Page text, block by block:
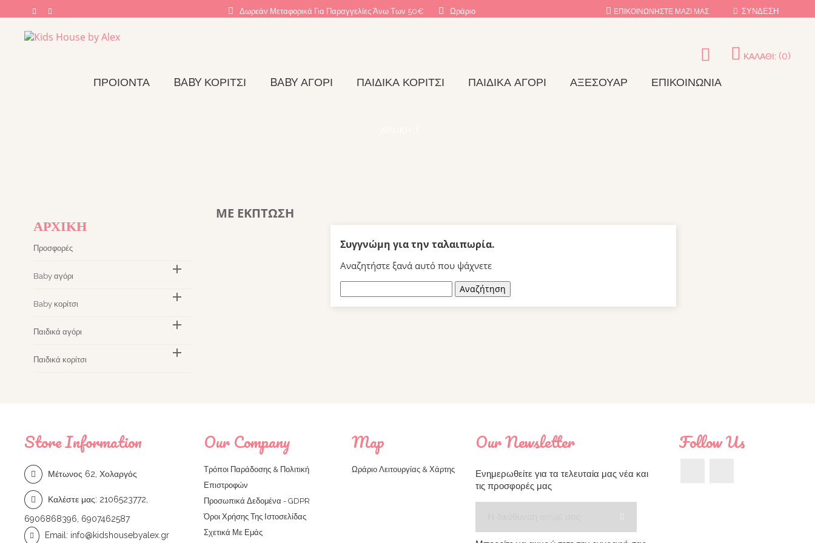
ΣΎΝΔΕΣΗ
ΕΠΙΚΟΙΝΩΝΉΣΤΕ ΜΑΖΊ ΜΑΣ
Δωρεάν Μεταφορικά Για Παραγγελίες Άνω Των 50€ Ωράριο
ΚΑΛΆΘΙ: (0)
ΠΡΟΙΟΝΤΑ BABY ΚΟΡΊΤΣΙ BABY ΑΓΌΡΙ ΠΑΙΔΙΚΆ ΚΟΡΊΤΣΙ ΠΑΙΔΙΚΆ ΑΓΌΡΙ ΑΞΕΣΟΥΆΡ ΕΠΙΚΟΙΝΩΝΊΑ
ΑΡΧΙΚΉ
Προσφορές
Baby αγόρι 
Baby κορίτσι 
Παιδικά αγόρι 
Παιδικά κορίτσι 
ΜΕ ΈΚΠΤΩΣΗ
Συγγνώμη για την ταλαιπωρία.
Αναζητήστε ξανά αυτό που ψάχνετε
Αναζήτηση
Store Information
Μέτωνος 62, Χολαργός
Καλέστε μας: 2106523772,
6906868396, 6907462587
Email: info@kidshousebyalex.gr
Our Company
Τρόποι Παράδοσης & Πολιτική
Επιστροφών
Προσωπικά Δεδομένα - GDPR
Όροι Χρήσης Της Ιστοσελίδας
Σχετικά Με Εμάς
Map
Ωράριο Λειτουργίας & Χάρτης
Our Newsletter
Ενημερωθείτε για τα τελευταία μας νέα και
τις προσφορές μας
Follow Us